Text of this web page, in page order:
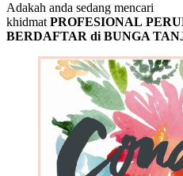
Adakah anda sedang mencari
khidmatPROFESIONAL
BERDAFTAR di BUNGA